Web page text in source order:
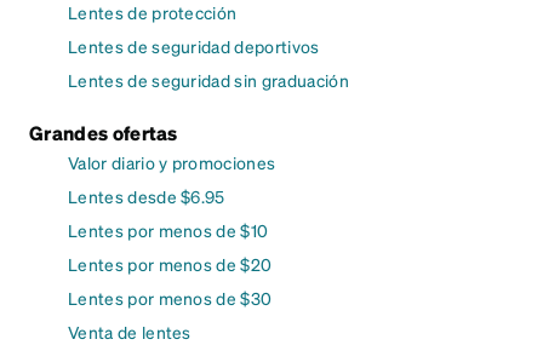
Lentes de protección
Lentes de seguridad deportivos
Lentes de seguridad sin graduación
Grandes ofertas
Valor diario y promociones
Lentes desde $6.95
Lentes por menos de $10
Lentes por menos de $20
Lentes por menos de $30
Venta de lentes